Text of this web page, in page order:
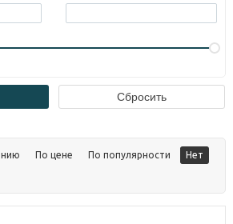
По цене По популярности Нет